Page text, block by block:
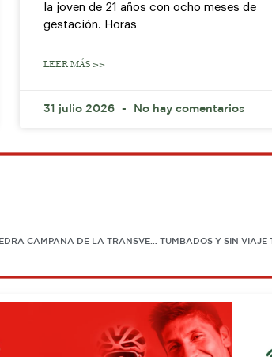
la joven de 21 años con ocho meses de
gestación. Horas
LEER MÁS >>
31 julio 2026 No hay comentarios
«POBRE» AVANCE DE OBRAS DE REMIENDO EN PUNTO PIEDRA CAMPANA DE LA TRANSVERSAL DEL SISGA, DETECTAN ALCALDES DE LA ZONA